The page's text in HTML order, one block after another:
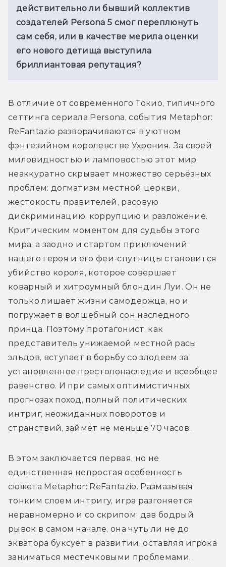
действительно ли бывший коллектив
создателей Persona 5 смог переплюнуть
сам себя, или в качестве мерила оценки
его нового детища выступила
бриллиантовая репутация?
В отличие от современного Токио, типичного
сеттинга сериала Persona, события Metaphor:
ReFantazio разворачиваются в уютном
фэнтезийном королевстве Ухрония. За своей
миловидностью и ламповостью этот мир
неаккуратно скрывает множество серьёзных
проблем: догматизм местной церкви,
жестокость правителей, расовую
дискриминацию, коррупцию и разложение.
Критическим моментом для судьбы этого
мира, а заодно и стартом приключений
нашего героя и его феи-спутницы становится
убийство короля, которое совершает
коварный и хитроумный блондин Луи. Он не
только лишает жизни самодержца, но и
погружает в волшебный сон наследного
принца. Поэтому протагонист, как
представитель унижаемой местной расы
эльдов, вступает в борьбу со злодеем за
установленное престолонаследие и всеобщее
равенство. И при самых оптимистичных
прогнозах поход, полный политических
интриг, неожиданных поворотов и
странствий, займёт не меньше 70 часов.
В этом заключается первая, но не
единственная непростая особенность
сюжета Metaphor: ReFantazio. Размазывая
тонким слоем интригу, игра разгоняется
неравномерно и со скрипом: дав бодрый
рывок в самом начале, она чуть ли не до
экватора буксует в развитии, оставляя игрока
заниматься местечковыми проблемами,